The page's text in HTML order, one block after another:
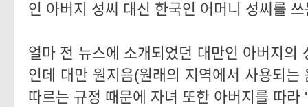
인 아버지 성씨 대신 한국인 어머니 성씨를
얼마 전 뉴스에 소개되었던 대만인 아버지의
인데 대만 원지음(원래의 지역에서 사용되
따르는 규정 때문에 자녀 또한 아버지를 따라